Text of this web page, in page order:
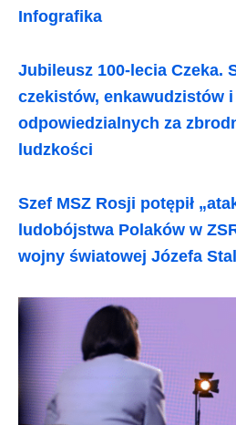
Infografika
Jubileusz 100-lecia Czeka.
czekistów, enkawudzistów
odpowiedzialnych za
ludzkości
Szef MSZ Rosji potępił
ludobójstwa Polaków w
wojny światowej Józefa